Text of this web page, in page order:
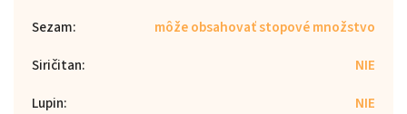
Sezam:
môže obsahovať stopové množstvo
Siričitan:
NIE
Lupin:
NIE